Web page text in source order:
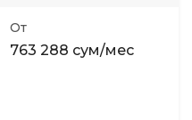
От
763 288 сум/мес